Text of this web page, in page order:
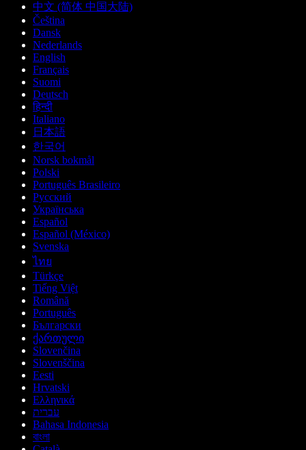
中文 (简体 中国大陆)
Čeština
Dansk
Nederlands
English
Français
Suomi
Deutsch
हिन्दी
Italiano
日本語
한국어
Norsk bokmål
Polski
Português Brasileiro
Русский
Українська
Español
Español (México)
Svenska
ไทย
Türkçe
Tiếng Việt
Română
Português
Български
ქართული
Slovenčina
Slovenščina
Eesti
Hrvatski
Ελληνικά
עברית
Bahasa Indonesia
বাংলা